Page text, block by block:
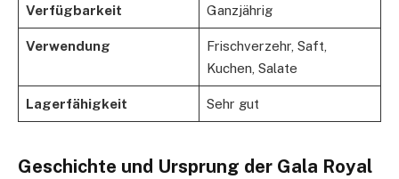
Verfügbarkeit Ganzjährig
Verwendung
Frischverzehr, Saft,
Kuchen, Salate
Lagerfähigkeit Sehr gut
Geschichte und Ursprung der Gala Royal